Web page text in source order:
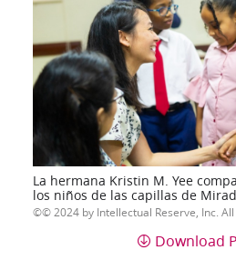
La hermana Kristin M. Yee
los niños de las capillas de
© 2024 by Intellectual Reserve, Inc.
Download